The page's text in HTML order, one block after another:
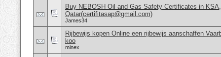
Buy NEBOSH Oil and Gas Safety Certificates in
Qatar(certifitasap@gmail.com)
James34
Rijbewijs kopen Online een rijbewijs aanschaffen
koo
minex